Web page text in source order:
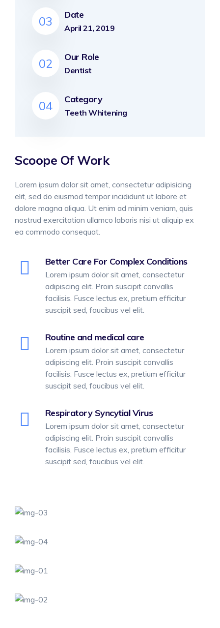
03 Date
April 21, 2019
02 Our Role
Dentist
04 Category
Teeth Whitening
Scoope Of Work
Lorem ipsum dolor sit amet, consectetur adipisicing
elit, sed do eiusmod tempor incididunt ut labore et
dolore magna aliqua. Ut enim ad minim veniam, quis
nostrud exercitation ullamco laboris nisi ut aliquip ex
ea commodo consequat.
Better Care For Complex Conditions
Lorem ipsum dolor sit amet, consectetur
adipiscing elit. Proin suscipit convallis
facilisis. Fusce lectus ex, pretium efficitur
suscipit sed, faucibus vel elit.
Routine and medical care
Lorem ipsum dolor sit amet, consectetur
adipiscing elit. Proin suscipit convallis
facilisis. Fusce lectus ex, pretium efficitur
suscipit sed, faucibus vel elit.
Respiratory Syncytial Virus
Lorem ipsum dolor sit amet, consectetur
adipiscing elit. Proin suscipit convallis
facilisis. Fusce lectus ex, pretium efficitur
suscipit sed, faucibus vel elit.